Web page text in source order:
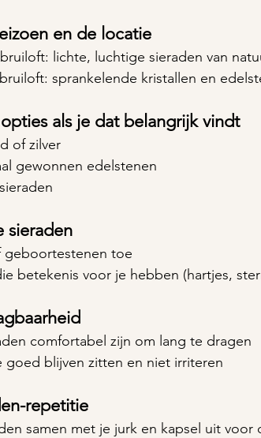
en de locatie
lichte, luchtige sieraden van
sprankelende kristallen en
als je dat belangrijk vindt
of zilver
gewonnen edelstenen
sieraden
sieraden
geboortestenen toe
die betekenis voor je hebben (hartjes,
comfortabel zijn om lang te dragen
ze goed blijven zitten en niet irriteren
repetitie
samen met je jurk en kapsel uit